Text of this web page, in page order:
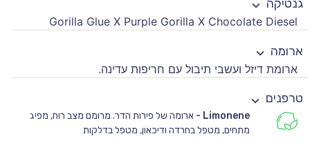
גנטיקה
Gorilla Glue X Purple Gorilla X Chocolate Diesel
ארומה
ארומת דיזל ועשבי תיבול עם חריפות עדינה.
טרפנים
Limonene
-ארומה של פירות הדר. מרומם מצב רוח, מפיג
מתחים, מטפל בחרדה ודיכאון, מטפל בדלקות